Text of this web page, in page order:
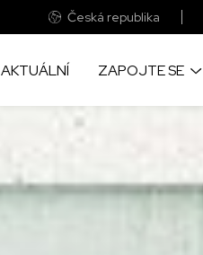
Česká republika
AKTUÁLNÍ ZAPOJTE SE